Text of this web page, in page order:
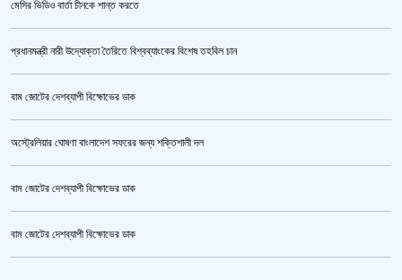
মেসির ভিডিও বার্তা চীনকে শান্ত করতে
প্রধানমন্ত্রী নারী উদ্যোক্তা তৈরিতে বিশ্বব্যাংকের বিশেষ তহবিল চান
বাম জোটের দেশব্যাপী বিক্ষোভের ডাক
অস্ট্রেলিয়ার ঘোষণা বাংলাদেশ সফরের জন্য শক্তিশালী দল
বাম জোটের দেশব্যাপী বিক্ষোভের ডাক
বাম জোটের দেশব্যাপী বিক্ষোভের ডাক